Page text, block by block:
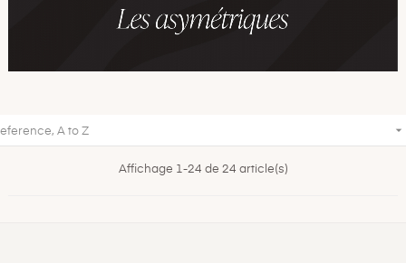
A to Z 
Affichage 1-24 de 24 article(s)